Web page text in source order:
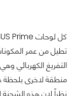
تطيل من عمر
التفريغ الكهربائي
منطقة لاخرى بلحظة
نظراً لان هذه الشحنة